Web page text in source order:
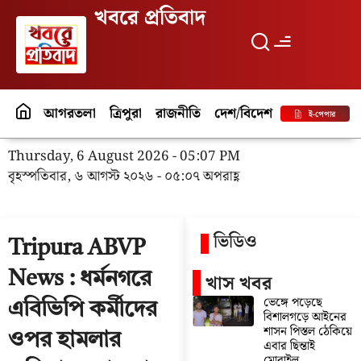
খবরে প্রতিবাদ
আগরতলা ত্রিপুরা রাজনীতি দেশ/বিদেশ পর্যটনই-পেপার
Thursday, 6 August 2026 - 05:07 PM
বৃহস্পতিবার, ৬ আগস্ট ২০২৬ - ০৫:০৭ অপরাহ্ণ
Tripura ABVP
News : ধর্মনগরে
এবিভিপি কর্মীদের
ওপর হামলার
ভিডিও
খাস খবর
ভেঙ্গে পড়েছে
বিশালগড়ে আইনের
শাসন পিস্তল ঠেকিয়ে
এবার ছিন্তাই